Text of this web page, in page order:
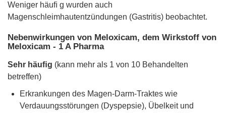
Weniger häuﬁ g wurden auch
Magenschleimhautentzündungen (Gastritis) beobachtet.
Nebenwirkungen von Meloxicam, dem Wirkstoff von
Meloxicam - 1 A Pharma
Sehr häuﬁg (kann mehr als 1 von 10 Behandelten
betreffen)
Erkrankungen des Magen-Darm-Traktes wie
Verdauungsstörungen (Dyspepsie), Übelkeit und